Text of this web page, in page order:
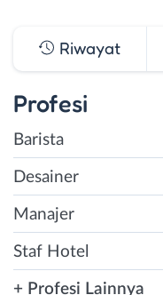
Riwayat
Profesi
Barista
Desainer
Manajer
Staf Hotel
+ Profesi Lainnya